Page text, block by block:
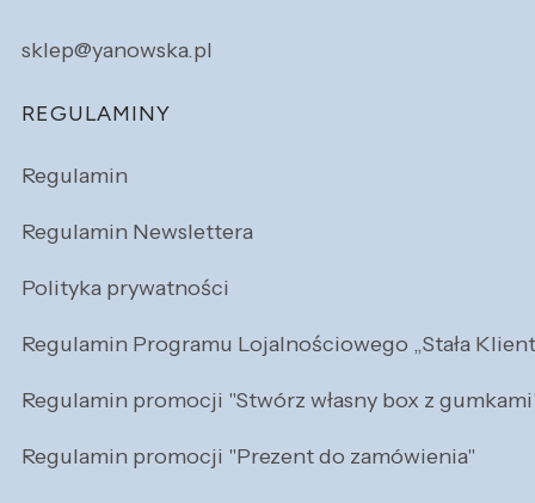
sklep@yanowska.pl
REGULAMINY
Regulamin
Regulamin Newslettera
Polityka prywatności
Regulamin Programu Lojalnościowego „Stała
Regulamin promocji "Stwórz własny box z
Regulamin promocji "Prezent do zamówienia"